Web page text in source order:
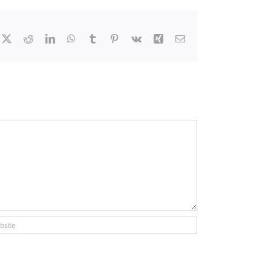
RedditLinkedInWhatsApp
Tumblr Pinterest
Vk Xing Email